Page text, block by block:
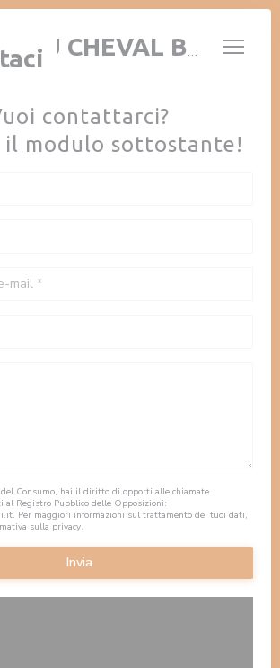
tue scelte sui cookie
AUBERGE AU CHEVAL BLANC
contattarci?
il modulo sottostante!
del Consumo, hai il diritto di opporti alle chiamate
al Registro Pubblico delle Opposizioni:
. Per maggiori informazioni sul trattamento dei tuoi dati,
sulla privacy.